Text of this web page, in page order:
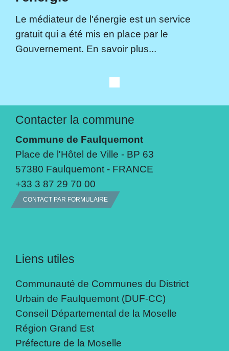
Le médiateur de l'énergie est un service
gratuit qui a été mis en place par le
Gouvernement. En savoir plus...
Contacter la commune
Commune de Faulquemont
Place de l'Hôtel de Ville - BP 63
57380 Faulquemont - FRANCE
+33 3 87 29 70 00
CONTACT PAR FORMULAIRE
Liens utiles
Communauté de Communes du District
Urbain de Faulquemont (DUF-CC)
Conseil Départemental de la Moselle
Région Grand Est
Préfecture de la Moselle